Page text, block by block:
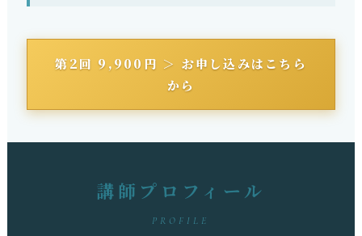
第2回 9,900円 ＞ お申し込みはこちら
から
講師プロフィール
PROFILE